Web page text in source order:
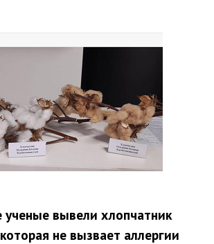
ученые вывели хлопчатник
не вызвает аллергии